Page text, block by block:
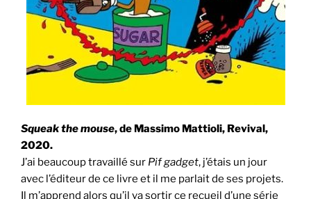
Squeak the mouse, de Massimo Mattioli, Revival,
2020.
J’ai beaucoup travaillé sur Pif gadget, j’étais un jour
avec l’éditeur de ce livre et il me parlait de ses projets.
Il m’apprend alors qu’il va sortir ce recueil d’une série